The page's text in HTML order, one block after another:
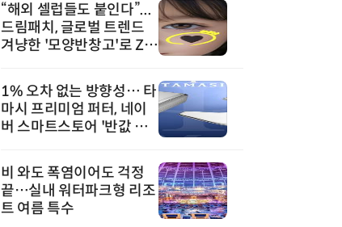
“해외 셀럽들도 붙인다”...
드림패치, 글로벌 트렌드
겨냥한 '모양반창고'로 Z세
1% 오차 없는 방향성… 타
마시 프리미엄 퍼터, 네이
버 스마트스토어 '반값 할
비 와도 폭염이어도 걱정
끝…실내 워터파크형 리조
트 여름 특수